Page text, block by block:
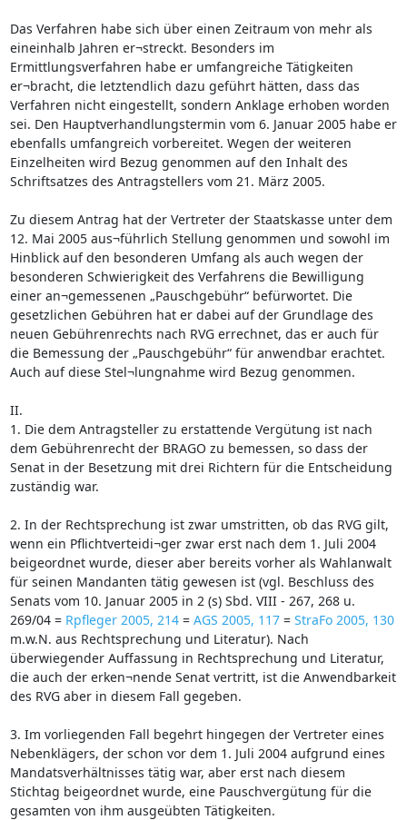
Das Verfahren habe sich über einen Zeitraum von mehr als
eineinhalb Jahren er¬streckt. Besonders im
Ermittlungsverfahren habe er umfangreiche Tätigkeiten
er¬bracht, die letztendlich dazu geführt hätten, dass das
Verfahren nicht eingestellt, sondern Anklage erhoben worden
sei. Den Hauptverhandlungstermin vom 6. Januar 2005 habe er
ebenfalls umfangreich vorbereitet. Wegen der weiteren
Einzelheiten wird Bezug genommen auf den Inhalt des
Schriftsatzes des Antragstellers vom 21. März 2005.
Zu diesem Antrag hat der Vertreter der Staatskasse unter dem
12. Mai 2005 aus¬führlich Stellung genommen und sowohl im
Hinblick auf den besonderen Umfang als auch wegen der
besonderen Schwierigkeit des Verfahrens die Bewilligung
einer an¬gemessenen „Pauschgebühr“ befürwortet. Die
gesetzlichen Gebühren hat er dabei auf der Grundlage des
neuen Gebührenrechts nach RVG errechnet, das er auch für
die Bemessung der „Pauschgebühr“ für anwendbar erachtet.
Auch auf diese Stel¬lungnahme wird Bezug genommen.
II.
1. Die dem Antragsteller zu erstattende Vergütung ist nach
dem Gebührenrecht der BRAGO zu bemessen, so dass der
Senat in der Besetzung mit drei Richtern für die Entscheidung
zuständig war.
2. In der Rechtsprechung ist zwar umstritten, ob das RVG gilt,
wenn ein Pflichtverteidi¬ger zwar erst nach dem 1. Juli 2004
beigeordnet wurde, dieser aber bereits vorher als Wahlanwalt
für seinen Mandanten tätig gewesen ist (vgl. Beschluss des
Senats vom 10. Januar 2005 in 2 (s) Sbd. VIII - 267, 268 u.
269/04 = Rpfleger 2005, 214= AGS 2005, 117= StraFo 2005, 130
m.w.N. aus Rechtsprechung und Literatur). Nach
überwiegender Auffassung in Rechtsprechung und Literatur,
die auch der erken¬nende Senat vertritt, ist die Anwendbarkeit
des RVG aber in diesem Fall gegeben.
3. Im vorliegenden Fall begehrt hingegen der Vertreter eines
Nebenklägers, der schon vor dem 1. Juli 2004 aufgrund eines
Mandatsverhältnisses tätig war, aber erst nach diesem
Stichtag beigeordnet wurde, eine Pauschvergütung für die
gesamten von ihm ausgeübten Tätigkeiten.